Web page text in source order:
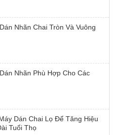
Nhãn Chai Tròn Và Vuông
Nhãn Phù Hợp Cho Các
Dán Chai Lọ Để Tăng Hiệu
Tuổi Thọ